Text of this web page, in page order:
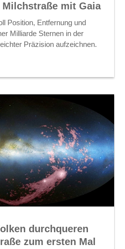
Milchstraße mit Gaia
Position, Entfernung und
Milliarde Sternen in der
Präzision aufzeichnen.
durchqueren
zum ersten Mal